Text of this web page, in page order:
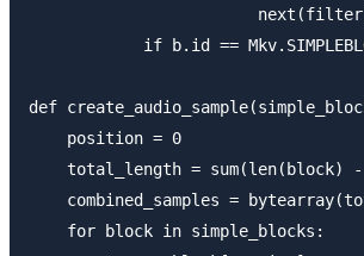
if b.id ==
def
    position = 0
total_length = sum(len(block)
combined_samples =
    for block in simple_blocks: